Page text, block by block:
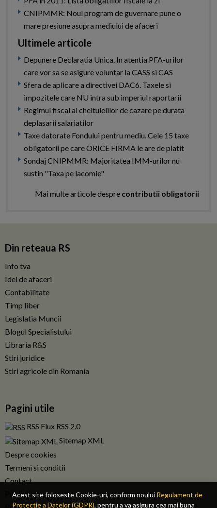
Acest site foloseste Cookie-uri, conform noului Regulament de
Protectie a Datelor (GDPR), pentru a va asigura cea mai buna
CNIPMMR: Noul program de guvernare pune o
mare presiune asupra mediului de afaceri
Ultimele articole
Depunere Declaratia Unica. In atentia PFA-urilor
care vor sa se asigure voluntar la CASS si CAS
Sfera de aplicare a directivei DAC6. Taxele si
impozitele care NU intra sub imperiul raportarii
Regimul fiscal al cheltuielilor de cazare pe durata
deplasarii salariatilor
Taxe datorate Fondului pentru mediu. Cele 15 taxe
obligatorii pe care ORICE FIRMA le are de platit
Sondaj CNIPMMR: Majoritatea IMM-urilor nu
sustin "Taxa pe lacomie"
Mai multe articole despre contributii obligatorii
Din reteaua RS
Info tva
Idei de afaceri
Contabilitate
Timp liber
Legislatia Muncii
Blogul Specialistului
Libraria R&S
Stiri juridice
Stiri agricole din Romania
Pagini utile
RSS Flux RSS 2.0
Sitemap XML
Despre cookies
Termeni si conditii
Contact
Publicitate